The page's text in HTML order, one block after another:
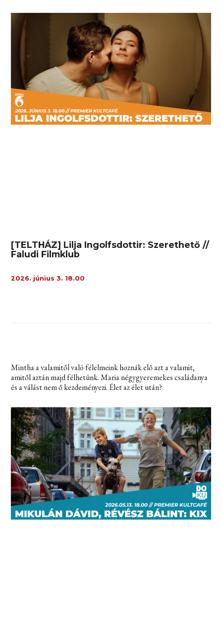
[TELTHÁZ] Lilja Ingolfsdottir: Szerethető //
Faludi Filmklub
2026. június 3. 18.00
Mintha a valamitől való félelmeink hoznák elő azt a valamit,
amitől aztán majd félhetünk. Maria négygyeremekes családanya
és a válást nem ő kezdeményezi. Élet az élet után?